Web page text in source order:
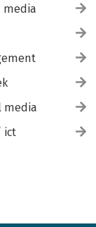
media
media
ict